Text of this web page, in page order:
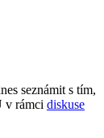
seznámit s tím,
v rámci diskuse